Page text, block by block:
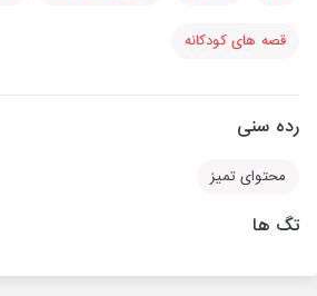
قصه های کودکانه
رده سنی
محتوای تمیز
تگ ها